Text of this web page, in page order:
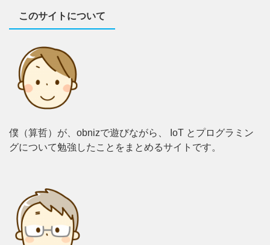
このサイトについて
僕（算哲）が、obnizで遊びながら、 IoT とプログラミン
グについて勉強したことをまとめるサイトです。